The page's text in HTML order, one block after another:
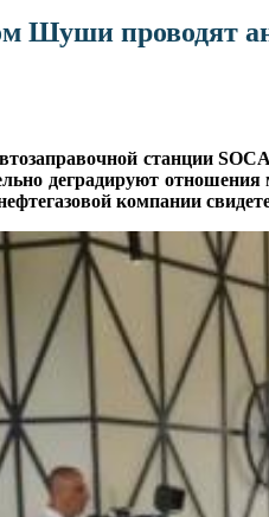
Шуши проводят
станции
деградируют
компании